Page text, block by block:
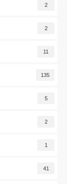
2
2
11
135
5
2
1
41